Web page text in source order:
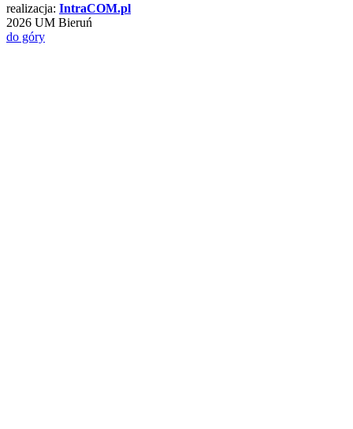
realizacja: IntraCOM.pl
2026 UM Bieruń
do góry